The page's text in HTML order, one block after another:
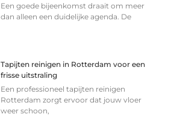
Een goede bijeenkomst draait om meer
dan alleen een duidelijke agenda. De
Tapijten reinigen in Rotterdam voor een
frisse uitstraling
Een professioneel tapijten reinigen
Rotterdam zorgt ervoor dat jouw vloer
weer schoon,